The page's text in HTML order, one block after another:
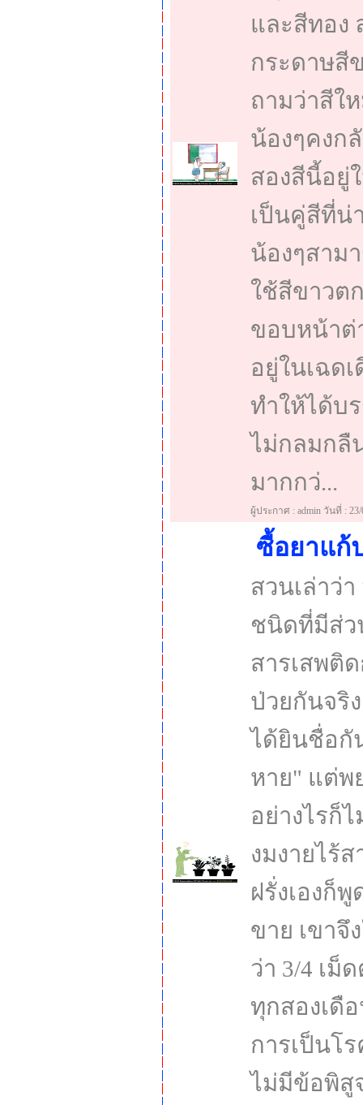
และสีทอง
กระดาษสี
ถามว่าสีใ
น้องๆคงก
สองสีนี้อยู่
เป็นคู่สีที่น่
น้องๆสาม
ใช้สีขาวต
ขอบหน้าต่
อยู่ในเฉด
ทำให้ได้บ
ไม่กลมกลื
มากกว่...
ผู้ประกาศ : admin วันที่ : 23/
ซื้อยาแก้
สวนเล่าว่
ชนิดที่มีส่ว
สารเสพติ
ป่วยกันจริ
ได้ยินชื่อกั
หาย" แต่พ
อย่างไรก็
งมงายไร้
ฝรั่งเองก็
ขาย เขา
ว่า 3/4 เ
ทุกสองเดื
การเป็นโ
ไม่มีข้อพิสู